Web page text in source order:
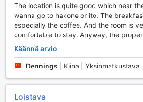
aktiviteeteista.
Lisäksi Toyoko Inn Odawara-eki Higashi-
vierailleen rauhallisen ympäristön, jossa
rentoutumisen hetkistä. Hotellin
perheen kanssa. Rentoudu mukavassa
juomista ja keskustele päivän
yhdistelmä viihdettä ja rentoutumista
erinomaisen valinnan kaikille, jotka
The location is quite good which near
wanna go to hakone or ito. The
especially the coffee. And the room is
comfortable to stay. Anyway, the
Käännä arvio
Dennings Kiina | Yksinmatkustava
Loistava